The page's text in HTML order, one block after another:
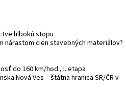
hlbokú stopu
nárastom cien stavebných materiálov?
do 160 km/hod., I. etapa
Nová Ves – štátna hranica SR/ČR v